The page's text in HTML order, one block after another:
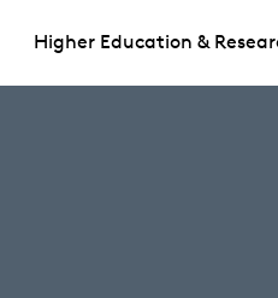
Higher Education &